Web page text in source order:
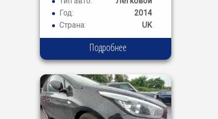
Год:
2014
Страна:
UK
Подробнее